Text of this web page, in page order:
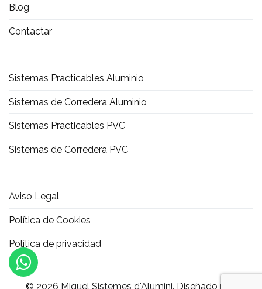
Blog
Contactar
Sistemas Practicables Aluminio
Sistemas de Corredera Aluminio
Sistemas Practicables PVC
Sistemas de Corredera PVC
Aviso Legal
Política de Cookies
Política de privacidad
© 2026 Miquel Sistemes d'Alumini. Diseñado por: